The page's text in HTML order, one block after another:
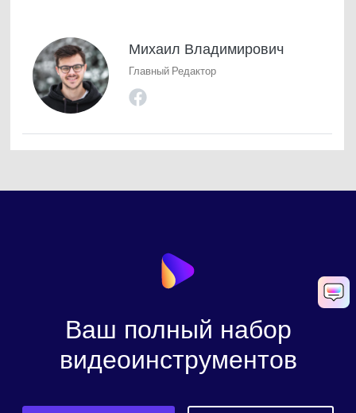
Михаил Владимирович
Главный Редактор
Ваш полный набор
видеоинструментов